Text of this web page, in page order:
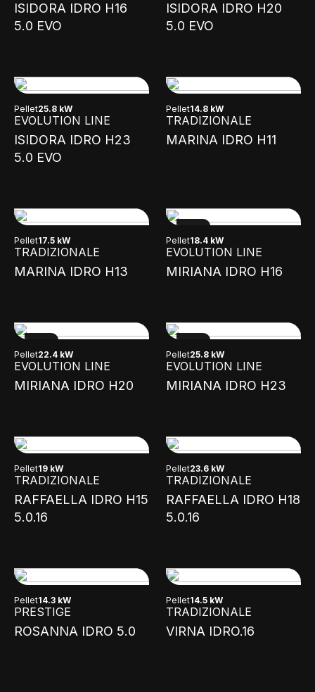
ISIDORA IDRO H16
5.0 EVO
ISIDORA IDRO H20
5.0 EVO
Pellet25.8 kW
EVOLUTION LINE
ISIDORA IDRO H23
5.0 EVO
Pellet14.8 kW
TRADIZIONALE
MARINA IDRO H11
Pellet17.5 kW
TRADIZIONALE
MARINA IDRO H13
Pellet18.4 kW
EVOLUTION LINE
MIRIANA IDRO H16
Pellet22.4 kW
EVOLUTION LINE
MIRIANA IDRO H20
Pellet25.8 kW
EVOLUTION LINE
MIRIANA IDRO H23
Pellet19 kW
TRADIZIONALE
RAFFAELLA IDRO H15
5.0.16
Pellet23.6 kW
TRADIZIONALE
RAFFAELLA IDRO H18
5.0.16
Pellet14.3 kW
PRESTIGE
ROSANNA IDRO 5.0
Pellet14.5 kW
TRADIZIONALE
VIRNA IDRO.16